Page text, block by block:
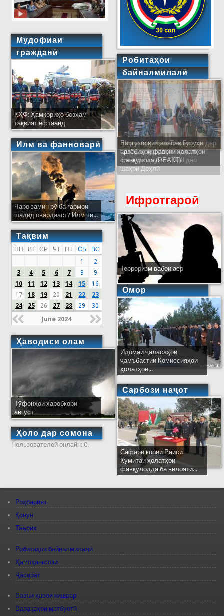
Мудофиаи
гражданӣ
КҲФ: Ҳамкориҳо бозҳам
тақвият ёфтаанд
Илм ва фанноварӣ
Чаро замин рӯ ба гармои
шадид овардааст? Илм чӣ...
Тақвим
ПН ВТ СР ЧТ ПТ СБ
ВС
1
2
3
4 5 6 7 8
9
10
11 12 13 14 15
16
17
18 19 20 21 22
23
24
25 26 27 28 29 30
June 2024
Ҳаводиси олам
Тӯфонҳои харобкори
август
Ҳоло дар сомона
Пользователей онлайн: 0.
Робитаҳои
байналмилалӣ
Баргузории ҷаласаи Гурӯҳи
арзёбиҳои фаврии ҳолатҳои
фавқулода (РЕАКТ)
Ширкати ҳайати Тоҷикистон дар
ҷаласаи идораҳои наҷоти
кишварҳои узви СҲШ дар
шаҳри Деҳлӣ
Ифротгароӣ
Терроризм вабои аср
Омор
Идомаи ҷаласаҳои
ҷамъбастии Комиссияҳои
ҳолатҳои...
Сарбози наҷот
Сафари кории Раиси
Кумитаи ҳолатҳои
фавқулодда ба вилояти...
Роҳбарият
Қонун
Таърих
Робитаҳои байналмилалӣ
Ҳамоҳангсозӣ
Ҷасорат
Вазъи ҳавои кишвар
Варақаҳои матбуотӣ